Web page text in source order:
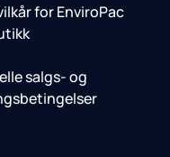
for EnviroPac
salgs- og